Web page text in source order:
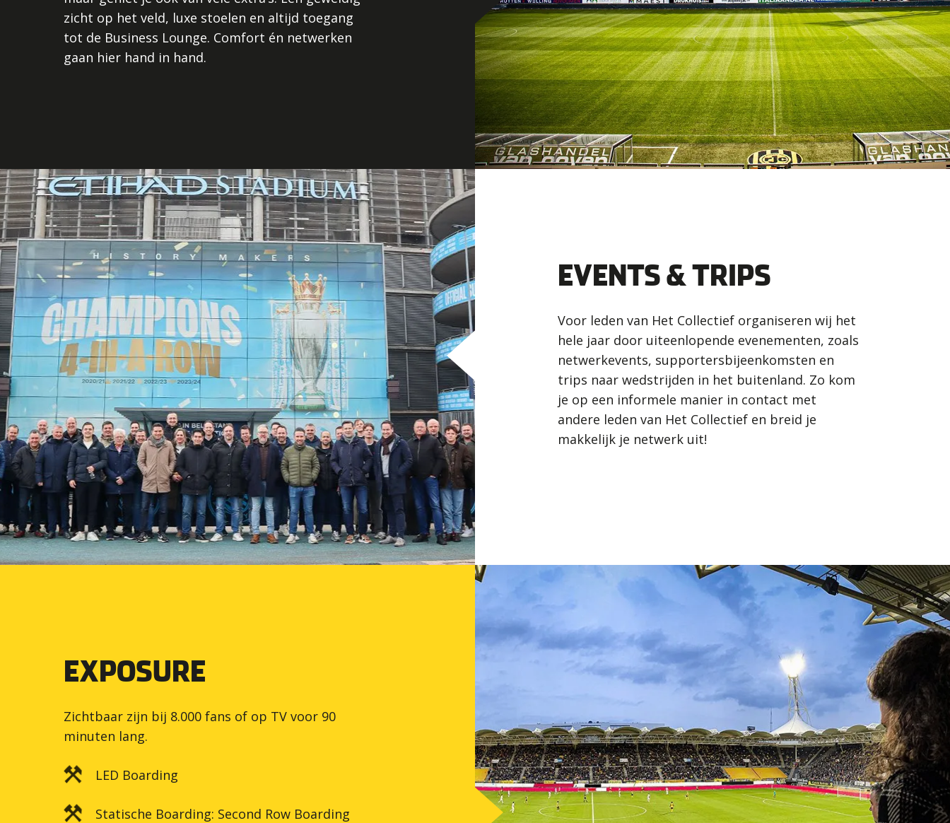
zicht op het veld, luxe stoelen en altijd toegang
tot de Business Lounge. Comfort én netwerken
gaan hier hand in hand.
EVENTS & TRIPS
Voor leden van Het Collectief organiseren wij het
hele jaar door uiteenlopende evenementen, zoals
netwerkevents, supportersbijeenkomsten en
trips naar wedstrijden in het buitenland. Zo kom
je op een informele manier in contact met
andere leden van Het Collectief en breid je
makkelijk je netwerk uit!
EXPOSURE
Zichtbaar zijn bij 8.000 fans of op TV voor 90
minuten lang.
LED Boarding
Statische Boarding: Second Row Boarding